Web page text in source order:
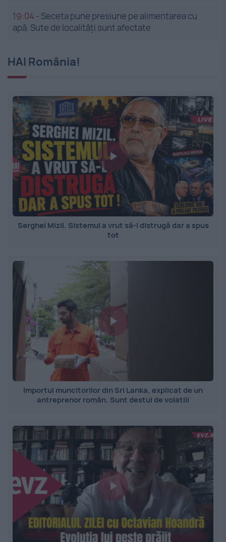
19:04 - Seceta pune presiune pe alimentarea cu
apă. Sute de localități sunt afectate
HAI România!
Serghei Mizil. Sistemul a vrut să-l distrugă dar a spus
tot
Importul muncitorilor din Sri Lanka, explicat de un
antreprenor român. Sunt destul de volatili